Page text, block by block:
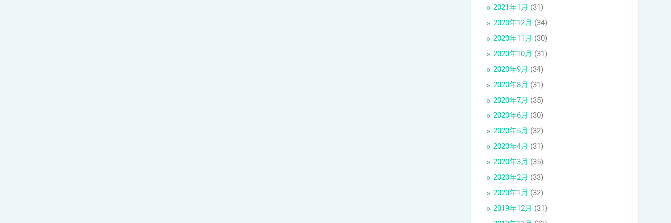
2021年1月 (31)
2020年12月 (34)
2020年11月 (30)
2020年10月 (31)
2020年9月 (34)
2020年8月 (31)
2020年7月 (35)
2020年6月 (30)
2020年5月 (32)
2020年4月 (31)
2020年3月 (35)
2020年2月 (33)
2020年1月 (32)
2019年12月 (31)